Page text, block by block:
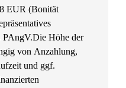
EUR (Bonität
PAngV.Die Höhe der
von Anzahlung,
und ggf.